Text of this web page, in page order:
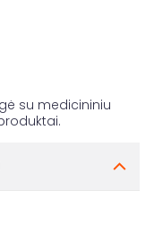
su medicininiu